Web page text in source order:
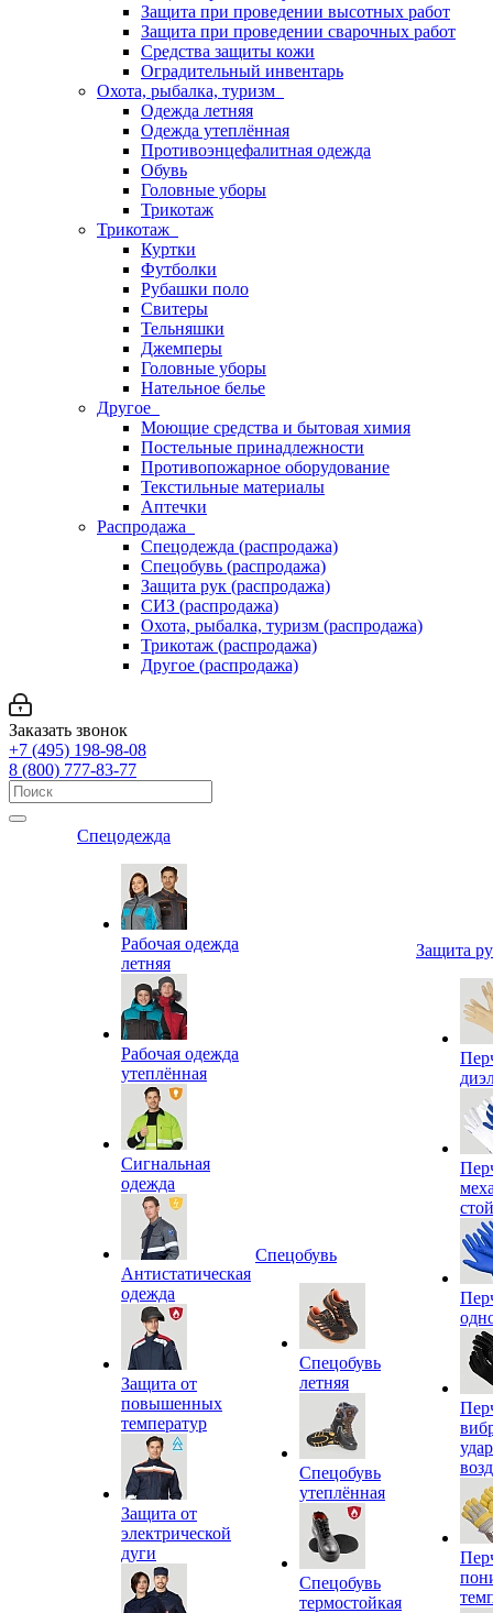
Защита при проведении высотных работ
Защита при проведении сварочных работ
Средства защиты кожи
Оградительный инвентарь
Охота, рыбалка, туризм
Одежда летняя
Одежда утеплённая
Противоэнцефалитная одежда
Обувь
Головные уборы
Трикотаж
Трикотаж
Куртки
Футболки
Рубашки поло
Свитеры
Тельняшки
Джемперы
Головные уборы
Нательное белье
Другое
Моющие средства и бытовая химия
Постельные принадлежности
Противопожарное оборудование
Текстильные материалы
Аптечки
Распродажа
Спецодежда (распродажа)
Спецобувь (распродажа)
Защита рук (распродажа)
СИЗ (распродажа)
Охота, рыбалка, туризм (распродажа)
Трикотаж (распродажа)
Другое (распродажа)
Заказать звонок
+7 (495) 198-98-08
8 (800) 777-83-77
Спецодежда
Рабочая одежда
летняя
Рабочая одежда
утеплённая
Сигнальная
одежда
Антистатическая
одежда
Защита от
повышенных
температур
Защита от
электрической
дуги
Спецобувь
Спецобувь
летняя
Спецобувь
утеплённая
Спецобувь
термостойкая
Защита